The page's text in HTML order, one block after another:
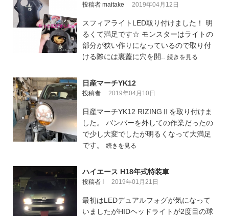
投稿者 maitake 2019年04月12日
スフィアライトLED取り付けました！ 明
るくて満足です☆ モンスターはライトの
部分が狭い作りになっているので取り付
ける際には裏蓋に穴を開.. 続きを見る
日産マーチYK12
投稿者 2019年04月10日
日産マーチYK12 RIZINGⅡを取り付けま
した。 バンパーを外しての作業だったの
で少し大変でしたが明るくなって大満足
です。 続きを見る
ハイエース H18年式特装車
投稿者 I 2019年01月21日
最初はLEDデュアルフォグが気になって
いましたがHIDヘッドライトが2度目の球